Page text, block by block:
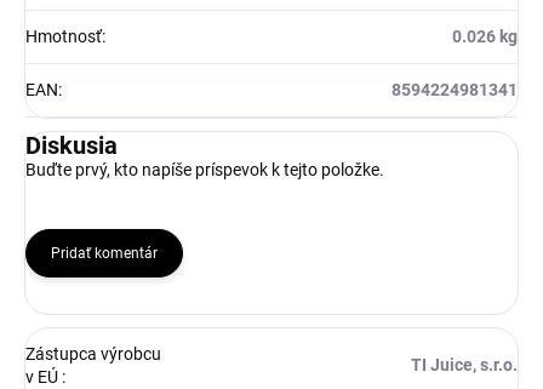
Hmotnosť: 0.026 kg
EAN: 8594224981341
Diskusia
Buďte prvý, kto napíše príspevok k tejto položke.
Pridať komentár
Zástupca výrobcu
v EÚ :
TI Juice, s.r.o.